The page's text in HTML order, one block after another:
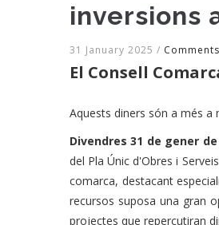
inversions
31 January 2025 / Comments
El Consell
Aquests diners són a més a
Divendres 31 de gener de
del Pla Únic d'Obres i
comarca, destacant
recursos suposa una gran
projectes que repercutiran